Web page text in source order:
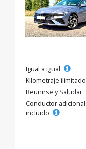
Igual a igual
Kilometraje ilimitado
Reunirse y Saludar
Conductor adicional
incluido